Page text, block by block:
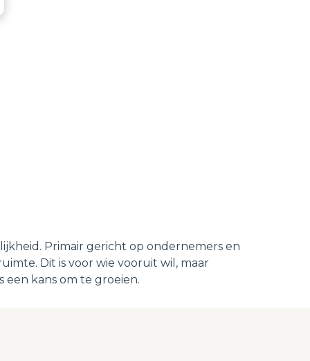
Primair gericht op ondernemers en
Dit is voor wie vooruit wil, maar
kans om te groeien.